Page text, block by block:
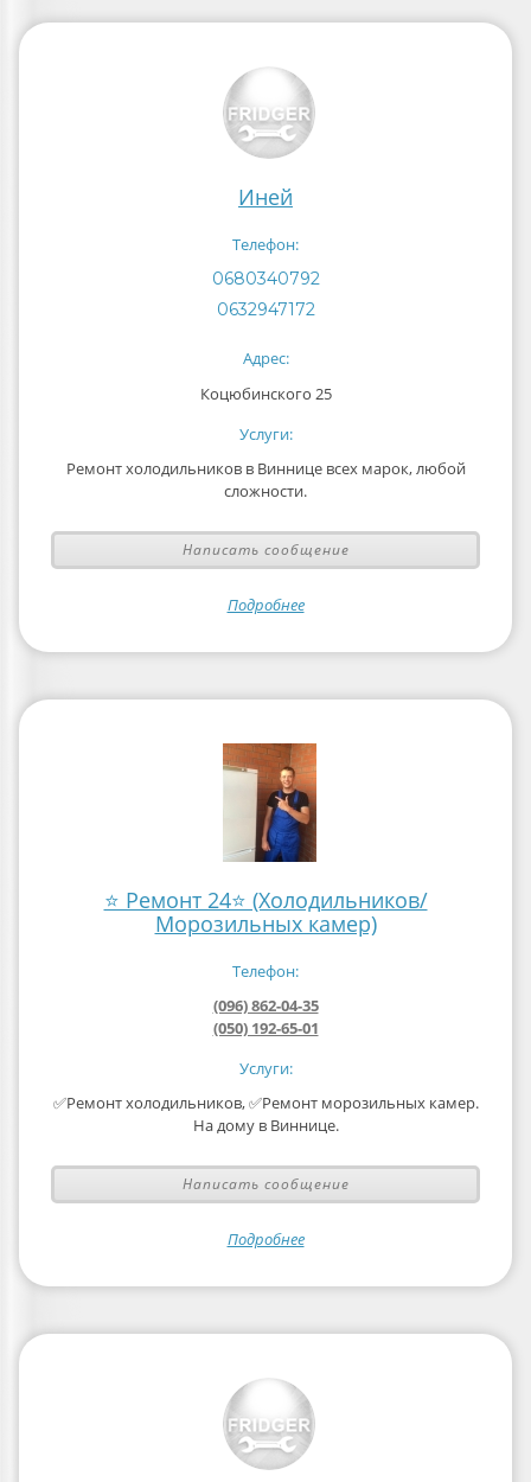
Иней
Телефон:
0680340792
0632947172
Адрес:
Коцюбинского 25
Услуги:
Ремонт холодильников в Виннице всех марок, любой
сложности.
Написать сообщение
Подробнее
⭐ Ремонт 24⭐ (Холодильников/
Морозильных камер)
Телефон:
(096) 862-04-35
(050) 192-65-01
Услуги:
✅Ремонт холодильников, ✅Ремонт морозильных камер.
На дому в Виннице.
Написать сообщение
Подробнее